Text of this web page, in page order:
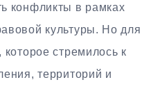
конфликты в рамках
культуры. Но для
которое стремилось к
территорий и